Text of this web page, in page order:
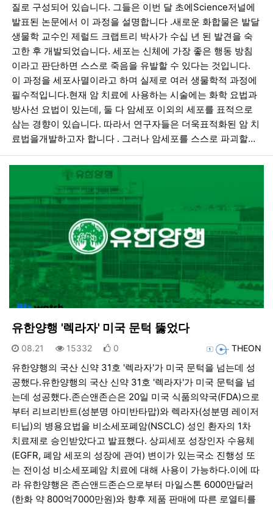
질로 구성되어 있습니다. 그들은 이번 달 초에Science저널에
발표된 논문에서 이 과정을 설명합니다 .새로운 화합물은 발달
생물학 교수인 제럴드 크랩트리 박사가 수십 년 된 발견을 숙
고한 후 개발되었습니다. 세포는 신체에 가장 좋은 행동 방침
이라고 판단하면 스스로 죽음을 유발할 수 있다는 것입니다.
이 과정을 세포사멸이라고 하며 실제로 여러 생물학적 과정에
필수적입니다.현재 암 치료에 사용하는 시술에는 화학 요법과
방사선 요법이 있는데, 둘 다 암세포 이외의 세포를 표적으로
삼는 경향이 있습니다. 따라서 연구자들은 더욱표적화된 암 치
료법을개발하고자 합니다 . 그러나 암세포를 스스로 파괴할…
유한양행 '렉라자' 미국 문턱 뚫었다
등록자THEON
등록일
08.21 조회
15332 추천
0
유한양행의 국산 신약 31호 '렉라자'가 미국 문턱을 넘는데 성
공했다.유한양행의 국산 신약 31호 '렉라자'가 미국 문턱을 넘
는데 성공했다.존슨앤존슨은 20일 미국 식품의약국(FDA)으로
부터 리브리반트(성분명 아미반타맙)와 렉라자(성분명 레이저
티닙)의 병용요법을 비소세포폐암(NSCLC) 성인 환자의 1차
치료제로 승인받았다고 발표했다. 상피세포 성장인자 수용체
(EGFR, 폐암 세포의 성장에 관여) 변이가 있는국소 진행성 또
는 전이성 비소세포폐암 치료에 대해 사용이 가능하다.이에 따
라 유한양행은 존슨앤드존슨으로부터 마일스톤 6000만달러
(한화 약 800억7000만원)와 향후 제품 판매에 따른 로열티를